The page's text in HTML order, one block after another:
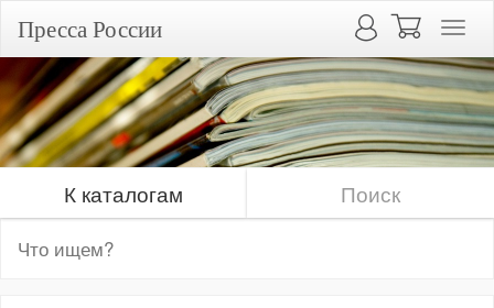
Пресса России
К каталогам Поиск